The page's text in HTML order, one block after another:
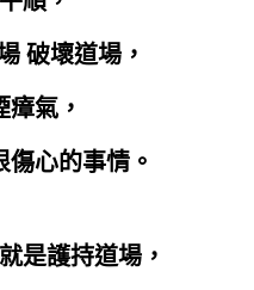
破壞道場，
氣，
心的事情。
是護持道場，